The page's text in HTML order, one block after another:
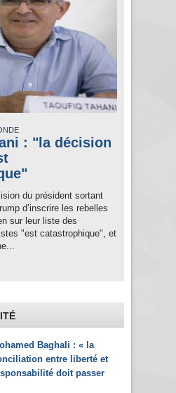
: "la décision
du président sortant
d’inscrire les rebelles
sur leur liste des
"est catastrophique", et
Baghali : « la
entre liberté et
doit passer